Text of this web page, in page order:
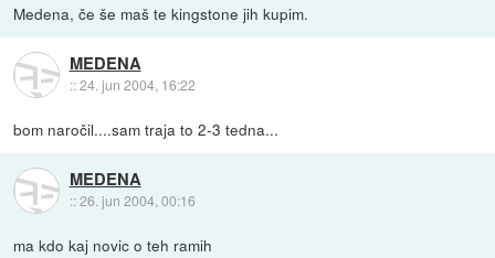
Medena, če še maš te kingstone jih kupim.
MEDENA
::24. jun 2004, 16:22
bom naročil....sam traja to 2-3 tedna...
MEDENA
::26. jun 2004, 00:16
ma kdo kaj novic o teh ramih